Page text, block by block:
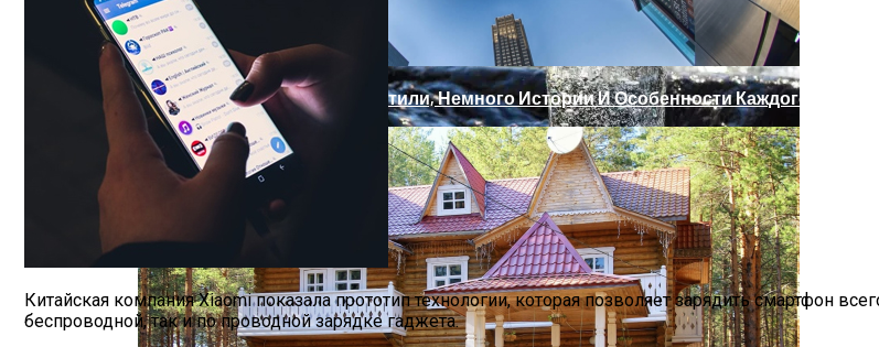
Артезианская, Минеральная, Родниковая, Талая: В Чем Разница И Какую Воду
Архитектура: Популярные Стили, Немного Истории И Особенности Каждого
Китайская компания Xiaomi показала прототип технологии, которая позволяет зарядить смартфон
беспроводной, так и по проводной зарядке гаджета.